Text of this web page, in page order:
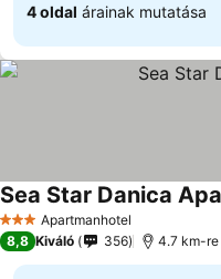
4 oldal árainak mutatása
3 KategóriaApartmanhotel
Sea Star Danica
8,8 Kiváló 356 4.7 km-